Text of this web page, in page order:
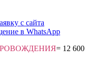
с сайта
в WhatsApp
= 12 600